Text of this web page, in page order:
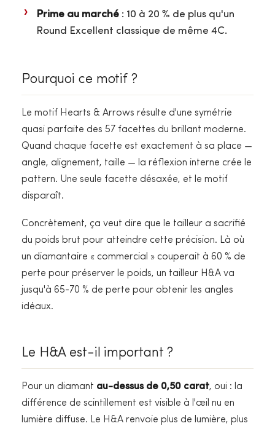
Prime au marché : 10 à 20 % de plus qu'un
Round Excellent classique de même 4C.
Pourquoi ce motif ?
Le motif Hearts & Arrows résulte d'une symétrie
quasi parfaite des 57 facettes du brillant moderne.
Quand chaque facette est exactement à sa place —
angle, alignement, taille — la réflexion interne crée le
pattern. Une seule facette désaxée, et le motif
disparaît.
Concrètement, ça veut dire que le tailleur a sacrifié
du poids brut pour atteindre cette précision. Là où
un diamantaire « commercial » couperait à 60 % de
perte pour préserver le poids, un tailleur H&A va
jusqu'à 65-70 % de perte pour obtenir les angles
idéaux.
Le H&A est-il important ?
Pour un diamant au-dessus de 0,50 carat, oui : la
différence de scintillement est visible à l'œil nu en
lumière diffuse. Le H&A renvoie plus de lumière, plus